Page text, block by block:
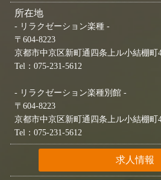
所在地
- リラクゼーション楽種 -
〒604-8223
京都市中京区新町通四条上ル小結棚町
Tel：075-231-5612
- リラクゼーション楽種別館 -
〒604-8223
京都市中京区新町通四条上ル小結棚町
Tel：075-231-5612
求人情報